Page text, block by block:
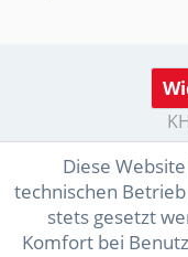
Diese
technischen
stets gesetzt
Komfort bei